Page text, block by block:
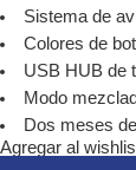
Sistema de
Colores de
USB HUB de
Modo
Dos meses
Agregar al